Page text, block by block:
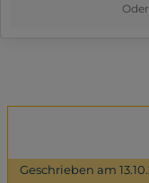
Geschrieben am